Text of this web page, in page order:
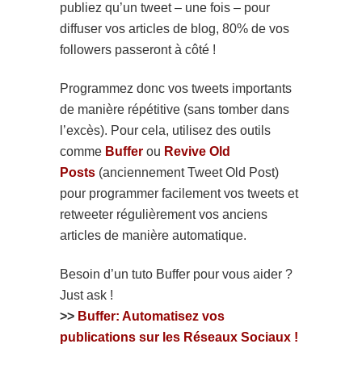
publiez qu’un tweet – une fois – pour
diffuser vos articles de blog, 80% de vos
followers passeront à côté !
Programmez donc vos tweets importants
de manière répétitive (sans tomber dans
l’excès). Pour cela, utilisez des outils
comme Buffer ou Revive Old
Posts (anciennement Tweet Old Post)
pour programmer facilement vos tweets et
retweeter régulièrement vos anciens
articles de manière automatique.
Besoin d’un tuto Buffer pour vous aider ?
Just ask !
>> Buffer: Automatisez vos
publications sur les Réseaux Sociaux !